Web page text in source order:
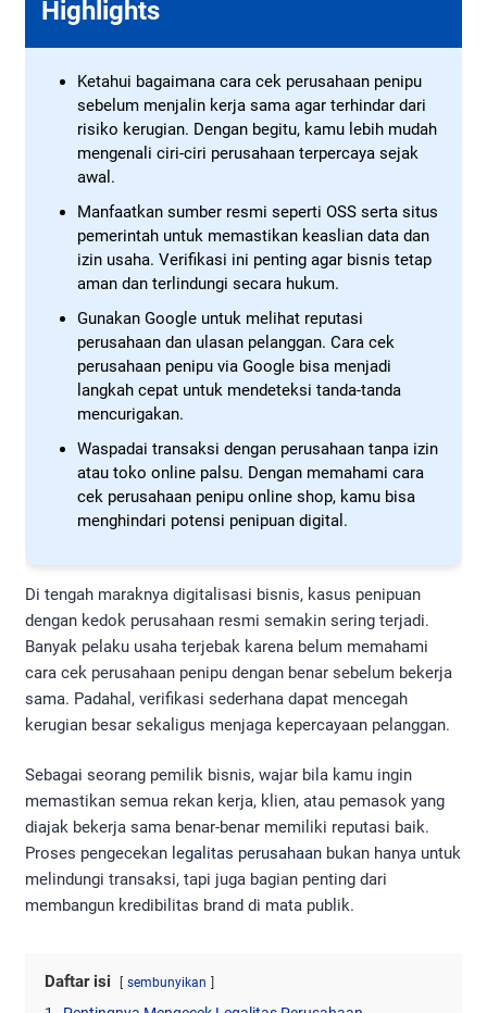
Highlights
Ketahui bagaimana cara cek perusahaan penipu
sebelum menjalin kerja sama agar terhindar dari
risiko kerugian. Dengan begitu, kamu lebih mudah
mengenali ciri-ciri perusahaan terpercaya sejak
awal.
Manfaatkan sumber resmi seperti OSS serta situs
pemerintah untuk memastikan keaslian data dan
izin usaha. Verifikasi ini penting agar bisnis tetap
aman dan terlindungi secara hukum.
Gunakan Google untuk melihat reputasi
perusahaan dan ulasan pelanggan. Cara cek
perusahaan penipu via Google bisa menjadi
langkah cepat untuk mendeteksi tanda-tanda
mencurigakan.
Waspadai transaksi dengan perusahaan tanpa izin
atau toko online palsu. Dengan memahami cara
cek perusahaan penipu online shop, kamu bisa
menghindari potensi penipuan digital.
Di tengah maraknya digitalisasi bisnis, kasus penipuan
dengan kedok perusahaan resmi semakin sering terjadi.
Banyak pelaku usaha terjebak karena belum memahami
cara cek perusahaan penipu dengan benar sebelum bekerja
sama. Padahal, verifikasi sederhana dapat mencegah
kerugian besar sekaligus menjaga kepercayaan pelanggan.
Sebagai seorang pemilik bisnis, wajar bila kamu ingin
memastikan semua rekan kerja, klien, atau pemasok yang
diajak bekerja sama benar-benar memiliki reputasi baik.
Proses pengecekan legalitas perusahaan bukan hanya untuk
melindungi transaksi, tapi juga bagian penting dari
membangun kredibilitas brand di mata publik.
Daftar isi sembunyikan